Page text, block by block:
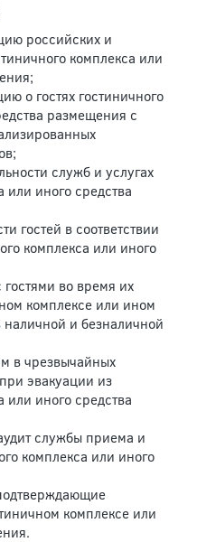
российских и
комплекса или
о гостях гостиничного
размещения с
служб и услугах
или иного средства
гостей в соответствии
комплекса или иного
гостями во время их
комплексе или ином
и безналичной
в чрезвычайных
эвакуации из
или иного средства
службы приема и
комплекса или иного
комплексе или